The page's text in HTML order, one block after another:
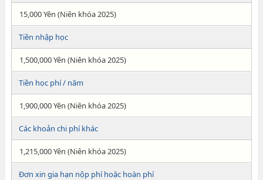
15,000 Yên (Niên khóa 2025)
Tiền nhập học
1,500,000 Yên (Niên khóa 2025)
Tiền học phí / năm
1,900,000 Yên (Niên khóa 2025)
Các khoản chi phí khác
1,215,000 Yên (Niên khóa 2025)
Đơn xin gia hạn nộp phí hoặc hoàn phí